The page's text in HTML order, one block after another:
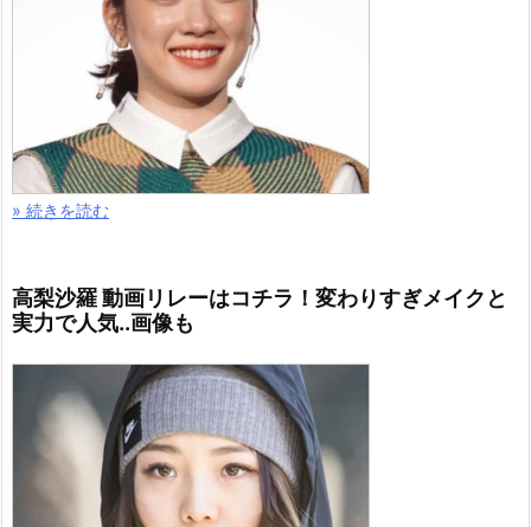
» 続きを読む
高梨沙羅 動画リレーはコチラ！変わりすぎメイクと
実力で人気..画像も